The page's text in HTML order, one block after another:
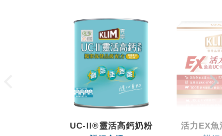
心
自
如
UC-II®靈活高鈣奶粉 活力EX